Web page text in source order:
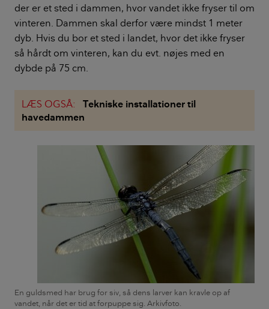
der er et sted i dammen, hvor vandet ikke fryser til om
vinteren. Dammen skal derfor være mindst 1 meter
dyb. Hvis du bor et sted i landet, hvor det ikke fryser
så hårdt om vinteren, kan du evt. nøjes med en
dybde på 75 cm.
LÆS OGSÅ:
Tekniske installationer til
havedammen
En guldsmed har brug for siv, så dens larver kan kravle op af
vandet, når det er tid at forpuppe sig. Arkivfoto.